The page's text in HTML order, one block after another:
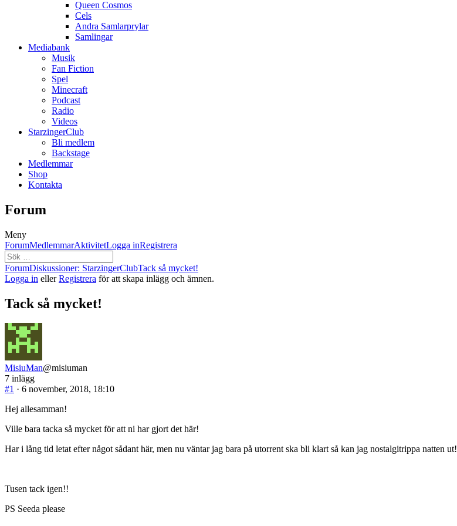
Queen Cosmos
Cels
Andra Samlarprylar
Samlingar
Mediabank
Musik
Fan Fiction
Spel
Minecraft
Podcast
Radio
Videos
StarzingerClub
Bli medlem
Backstage
Medlemmar
Shop
Kontakta
Forum
Meny
Forumnavigering
ForumMedlemmarAktivitetLogga inRegistrera
Synliga
sökvägar
forum
–
är
här:
ForumDiskussioner: StarzingerClubTack så mycket!
Logga in ellerRegistrera för att skapa inlägg och ämnen.
Tack så mycket!
MisiuMan@misiuman
7 inlägg
#1 · 6 november, 2018, 18:10
Hej allesamman!
Ville bara tacka så mycket för att ni har gjort det här!
Har i lång tid letat efter något sådant här, men nu väntar jag bara på utorrent ska bli klart så kan jag nostalgitrippa natten ut!
Tusen tack igen!!
PS Seeda please